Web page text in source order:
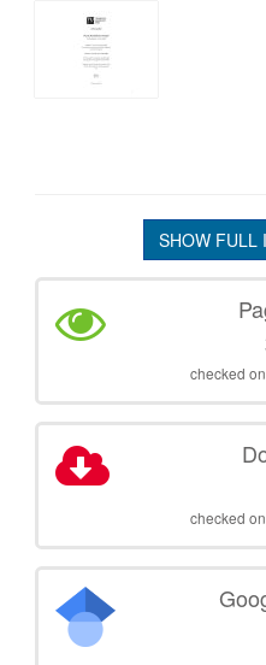
SHOW FULL
checked
checked